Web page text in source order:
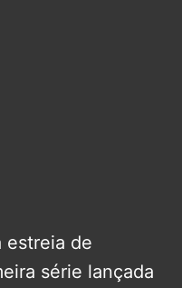
estreia de
série lançada